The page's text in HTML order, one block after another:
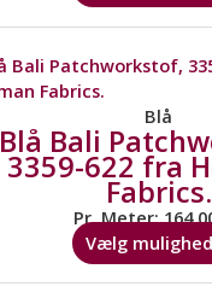
Blå
Blå Bali
3359-622 fra
Fabrics.
Pr. Meter:
Vælg